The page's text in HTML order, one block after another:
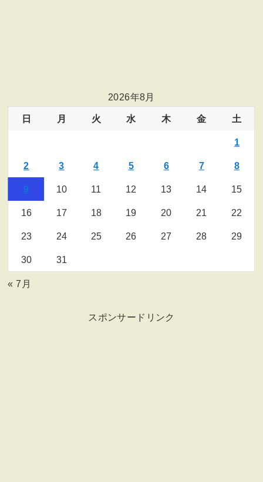
2026年8月
日 月 火 水 木 金 土
1
2 3 4 5 6 7 8
9 10 11 12 13 14 15
16 17 18 19 20 21 22
23 24 25 26 27 28 29
30 31
« 7月
スポンサードリンク